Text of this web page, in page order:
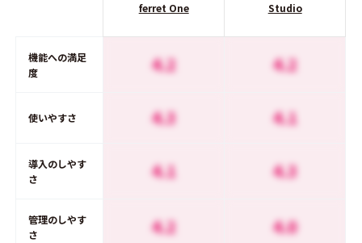
ferret One Studio
機能への満足
度
4.2 4.2
使いやすさ 4.3 4.1
導入のしやす
さ
4.1 4.3
管理のしやす
さ
4.2 4.0